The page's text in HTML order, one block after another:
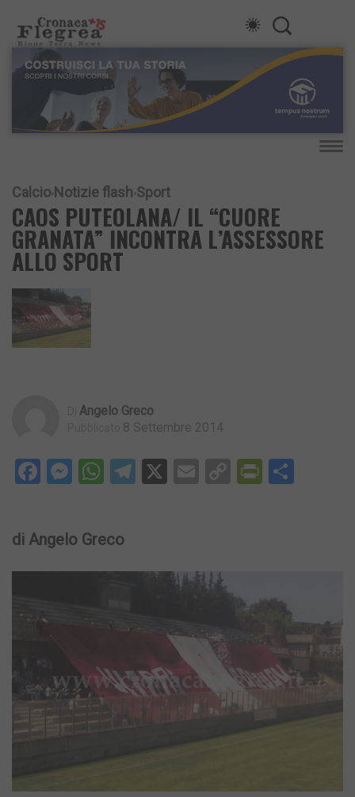
Calcio Notizie flash Sport
CAOS PUTEOLANA/ IL “CUORE
GRANATA” INCONTRA L’ASSESSORE
ALLO SPORT
Angelo Greco
8 Settembre 2014
Facebook
Messenger
WhatsApp
Telegram
X EmailCopy
di Angelo Greco